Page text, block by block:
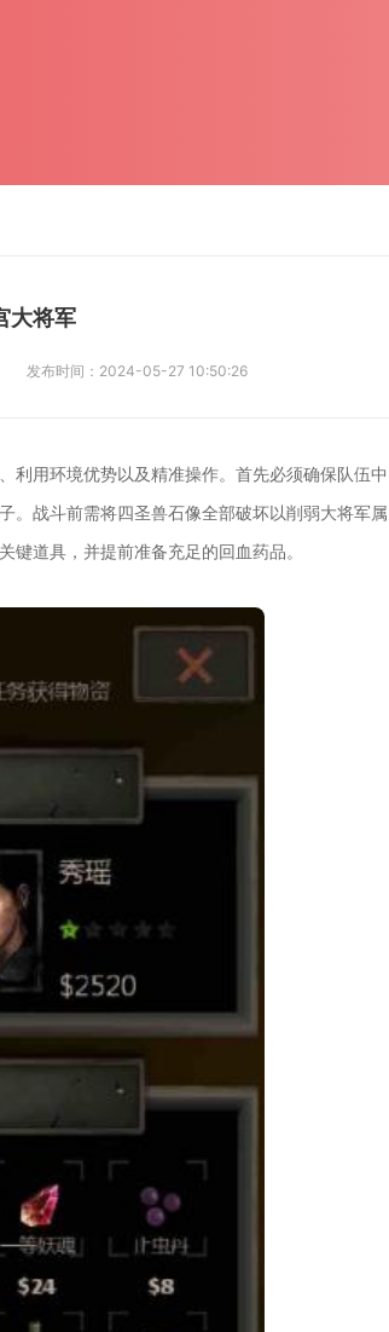
大将军
发布时间： 2024-05-27 10:50:26
利用环境优势以及精准操作。首先必须确保队伍中
。战斗前需将四圣兽石像全部破坏以削弱大将军属
道具，并提前准备充足的回血药品。